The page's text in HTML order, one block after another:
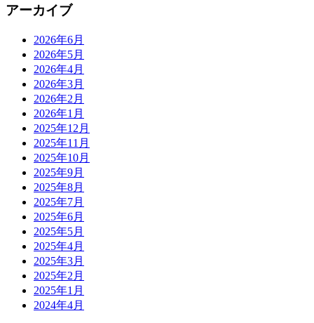
アーカイブ
2026年6月
2026年5月
2026年4月
2026年3月
2026年2月
2026年1月
2025年12月
2025年11月
2025年10月
2025年9月
2025年8月
2025年7月
2025年6月
2025年5月
2025年4月
2025年3月
2025年2月
2025年1月
2024年4月